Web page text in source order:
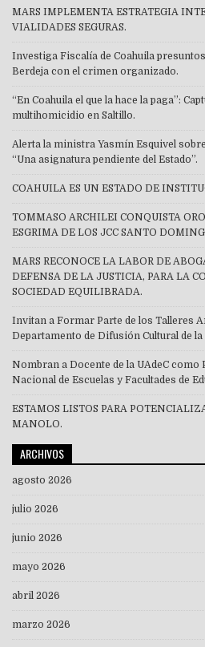
MARS IMPLEMENTA ESTRATEGIA
VIALIDADES SEGURAS.
Investiga Fiscalía de Coahuila
Berdeja con el crimen organizado.
“En Coahuila el que la hace la paga”:
multihomicidio en Saltillo.
Alerta la ministra Yasmín Esquivel
“Una asignatura pendiente del Estado”.
COAHUILA ES UN ESTADO DE
TOMMASO ARCHILEI CONQUISTA
ESGRIMA DE LOS JCC SANTO
MARS RECONOCE LA LABOR DE
DEFENSA DE LA JUSTICIA, PARA LA
SOCIEDAD EQUILIBRADA.
Invitan a Formar Parte de los Talleres
Departamento de Difusión Cultural de la
Nombran a Docente de la UAdeC
Nacional de Escuelas y Facultades de
ESTAMOS LISTOS PARA
MANOLO.
ARCHIVOS
agosto 2026
julio 2026
junio 2026
mayo 2026
abril 2026
marzo 2026